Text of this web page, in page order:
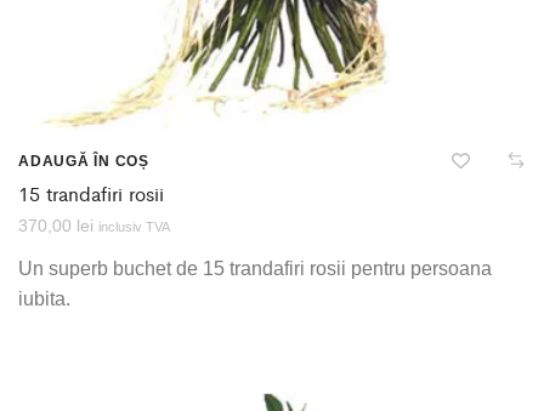
ADAUGĂ ÎN COȘ
15 trandafiri rosii
370,00 lei inclusiv TVA
Un superb buchet de 15 trandafiri rosii pentru persoana
iubita.